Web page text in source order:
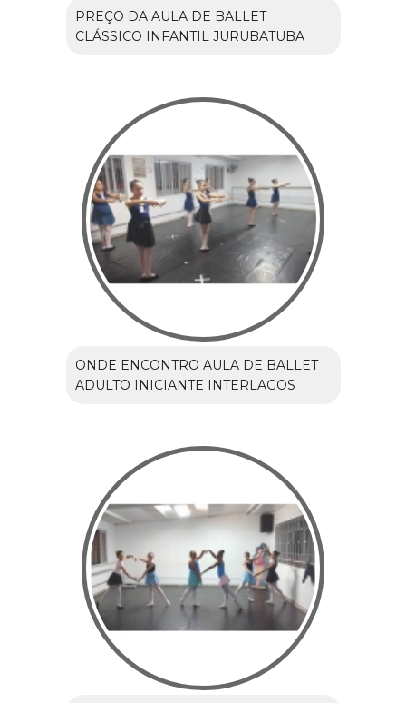
PREÇO DA AULA DE BALLET
CLÁSSICO INFANTIL JURUBATUBA
ONDE ENCONTRO AULA DE BALLET
ADULTO INICIANTE INTERLAGOS